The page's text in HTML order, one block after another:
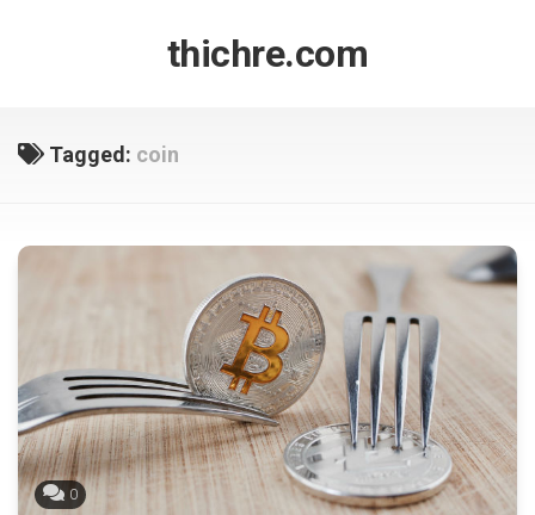
thichre.com
Tagged: coin
0